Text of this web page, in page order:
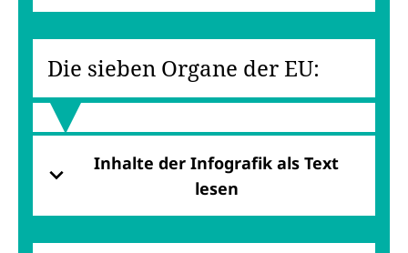
Die sieben Organe der EU:
Inhalte der Infografik als Text
lesen